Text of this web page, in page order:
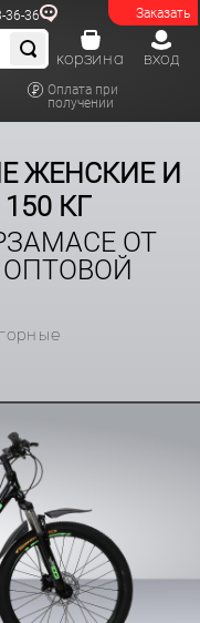
Заказать
36-36
Оплата при
получении
вход
корзина
ЖЕНСКИЕ И
КГ
ОТ